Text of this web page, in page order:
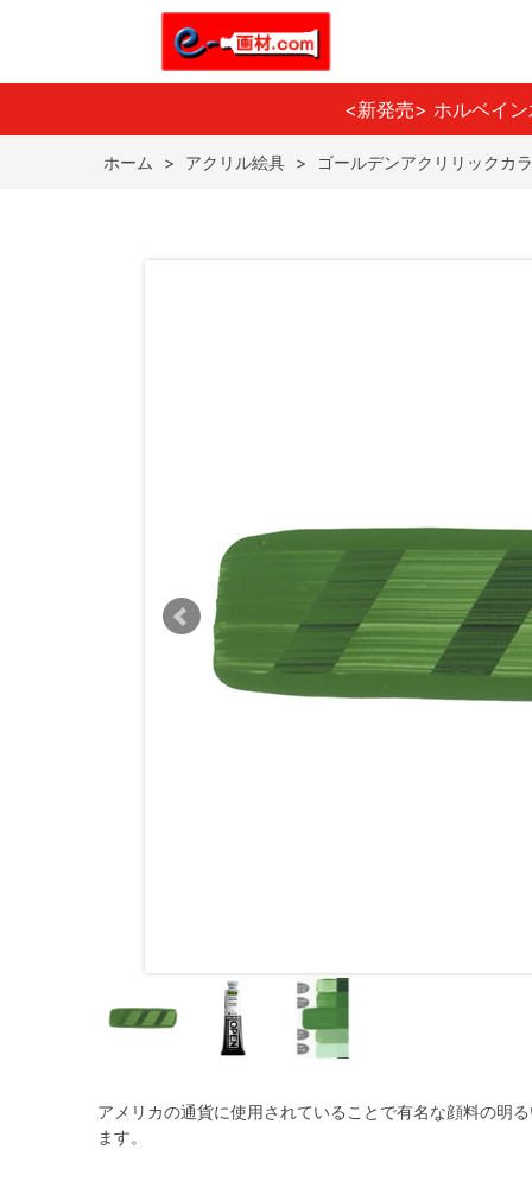
<新発売> ホルベイ
ホーム > アクリル絵具 > ゴールデンアクリリックカ
アメリカの通貨に使用されていることで有名な顔料の明
ます。